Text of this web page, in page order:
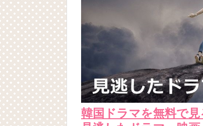
韓国ドラマを無料で見